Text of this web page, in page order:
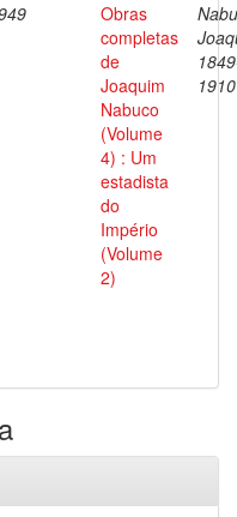
Obras
completas
de
Joaquim
Nabuco
(Volume
4) : Um
estadista
do
Império
(Volume
2)
1910